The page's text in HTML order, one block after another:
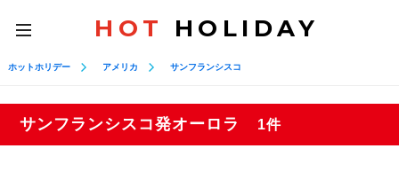
toggle
navigation
HOT HOLIDAY
ホットホリデー アメリカ サンフランシスコ
サンフランシスコ発オーロラ 1件